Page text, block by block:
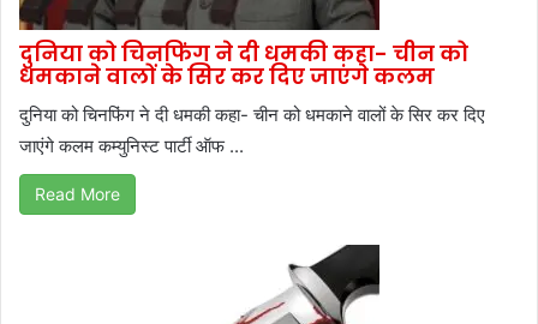
दुनिया को चिनफिंग ने दी धमकी कहा- चीन को
धमकाने वालों के सिर कर दिए जाएंगे कलम
दुनिया को चिनफिंग ने दी धमकी कहा- चीन को धमकाने वालों के सिर कर दिए
जाएंगे कलम कम्‍युनिस्‍ट पार्टी ऑफ ...
Read More